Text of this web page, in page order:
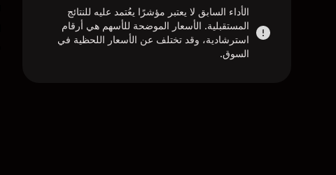
الأداء السابق لا يعتبر مؤشرًا يعُتمد عليه للنتائج
المستقبلية. الأسعار الموضحة للأسهم هي أرقام
استرشادية، وقد تختلف عن الأسعار اللحظية في
السوق.